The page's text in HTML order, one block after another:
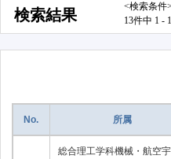
検索結果
<検索条件
13件中 1 -
No. 所属
総合理工学科機械・航空宇